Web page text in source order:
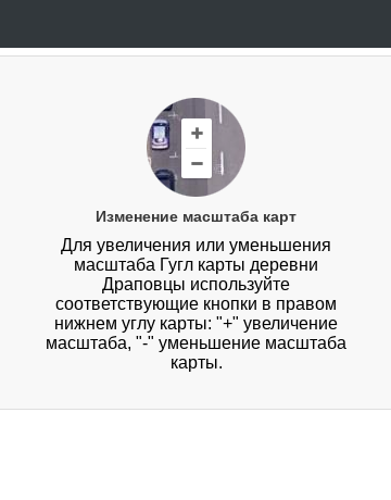
Изменение масштаба карт
Для увеличения или уменьшения
масштаба Гугл карты деревни
Драповцы используйте
соответствующие кнопки в правом
нижнем углу карты: "+" увеличение
масштаба, "-" уменьшение масштаба
карты.